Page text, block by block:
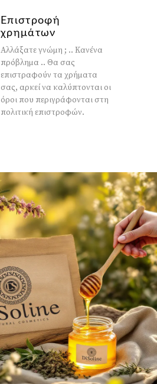
Επιστροφή
χρημάτων
Αλλάξατε γνώμη ; .. Κανένα
πρόβλημα .. Θα σας
επιστραφούν τα χρήματα
σας, αρκεί να καλύπτονται οι
όροι που περιγράφονται στη
πολιτική επιστροφών.